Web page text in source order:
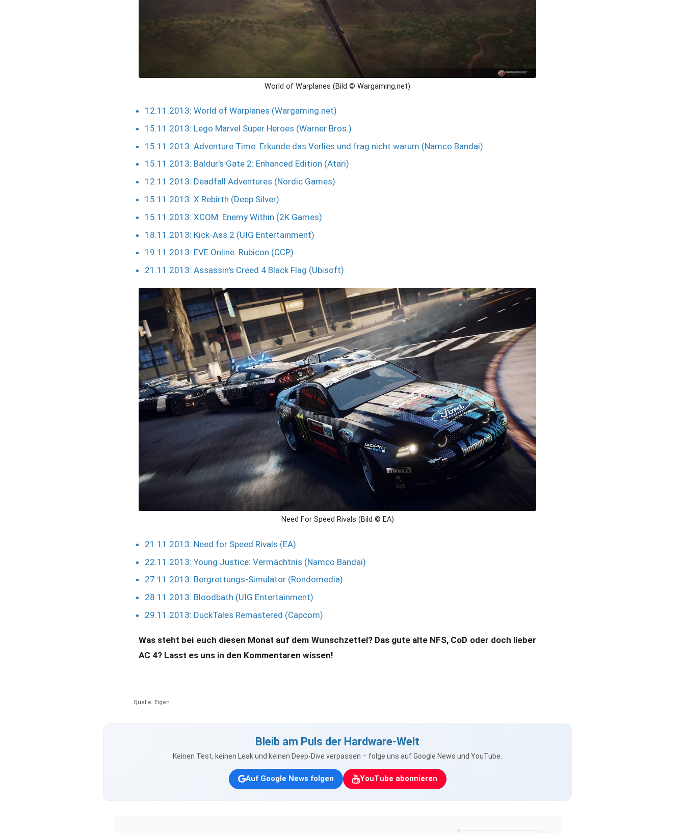
World of Warplanes (Bild © Wargaming.net)
12.11.2013: World of Warplanes (Wargaming.net)
15.11.2013: Lego Marvel Super Heroes (Warner Bros.)
15.11.2013: Adventure Time: Erkunde das Verlies und frag nicht warum (Namco Bandai)
15.11.2013: Baldur's Gate 2: Enhanced Edition (Atari)
12.11.2013: Deadfall Adventures (Nordic Games)
15.11.2013: X Rebirth (Deep Silver)
15.11.2013: XCOM: Enemy Within (2K Games)
18.11.2013: Kick-Ass 2 (UIG Entertainment)
19.11.2013: EVE Online: Rubicon (CCP)
21.11.2013: Assassin's Creed 4 Black Flag (Ubisoft)
Need For Speed Rivals (Bild © EA)
21.11.2013: Need for Speed Rivals (EA)
22.11.2013: Young Justice: Vermächtnis (Namco Bandai)
27.11.2013: Bergrettungs-Simulator (Rondomedia)
28.11.2013: Bloodbath (UIG Entertainment)
29.11.2013: DuckTales Remastered (Capcom)
Was steht bei euch diesen Monat auf dem Wunschzettel? Das gute alte NFS, CoD oder doch lieber
AC 4? Lasst es uns in den Kommentaren wissen!
Quelle: Eigen
Bleib am Puls der Hardware-Welt
Keinen Test, keinen Leak und keinen Deep-Dive verpassen – folge uns auf Google News und YouTube.
Auf Google News folgen YouTube abonnieren